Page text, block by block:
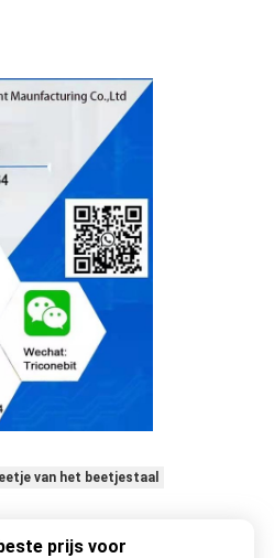
van het beetjestaal
prijs voor